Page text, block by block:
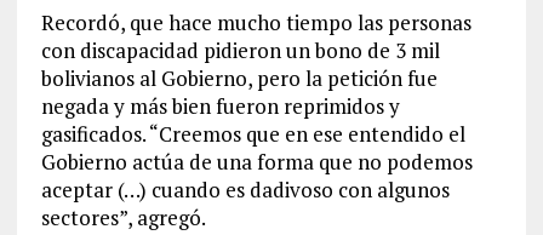
Recordó, que hace mucho tiempo las personas
con discapacidad pidieron un bono de 3 mil
bolivianos al Gobierno, pero la petición fue
negada y más bien fueron reprimidos y
gasificados. “Creemos que en ese entendido el
Gobierno actúa de una forma que no podemos
aceptar (…) cuando es dadivoso con algunos
sectores”, agregó.